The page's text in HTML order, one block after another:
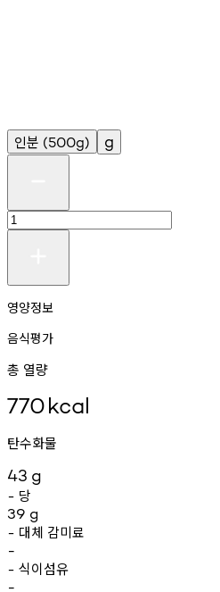
인분 (500g) g
영양정보
음식평가
총 열량
770kcal
탄수화물
43 g
- 당
39 g
- 대체 감미료
-
- 식이섬유
-